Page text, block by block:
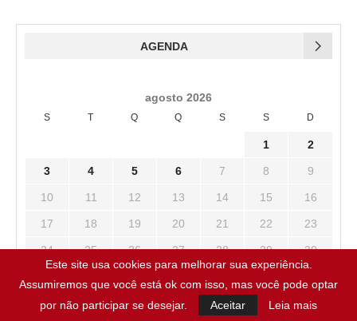
AGENDA
agosto 2026
S T Q Q S S D
1 2
3 4 5 6 7 8 9
10 11 12 13 14 15 16
17 18 19 20 21 22 23
24 25 26 27 28 29 30
« jul
Este site usa cookies para melhorar sua experiência.
Assumiremos que você está ok com isso, mas você pode optar
por não participar se desejar.
Aceitar Leia mais